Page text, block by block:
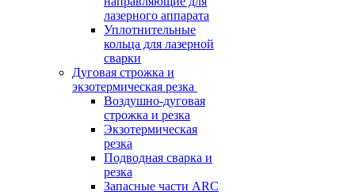
лазерного аппарата
Уплотнительные
кольца для лазерной
сварки
Дуговая строжка и
экзотермическая резка
Воздушно-дуговая
строжка и резка
Экзотермическая
резка
Подводная сварка и
резка
Запасные части ARC